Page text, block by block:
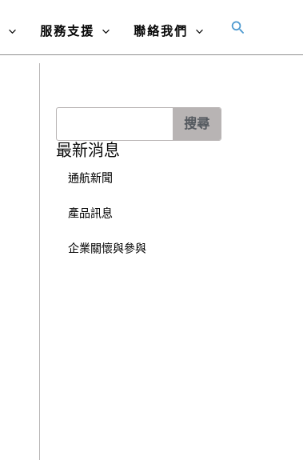
服務支援 聯絡我們
搜
尋
搜尋
最新消息
通航新聞
產品訊息
企業關懷與參與